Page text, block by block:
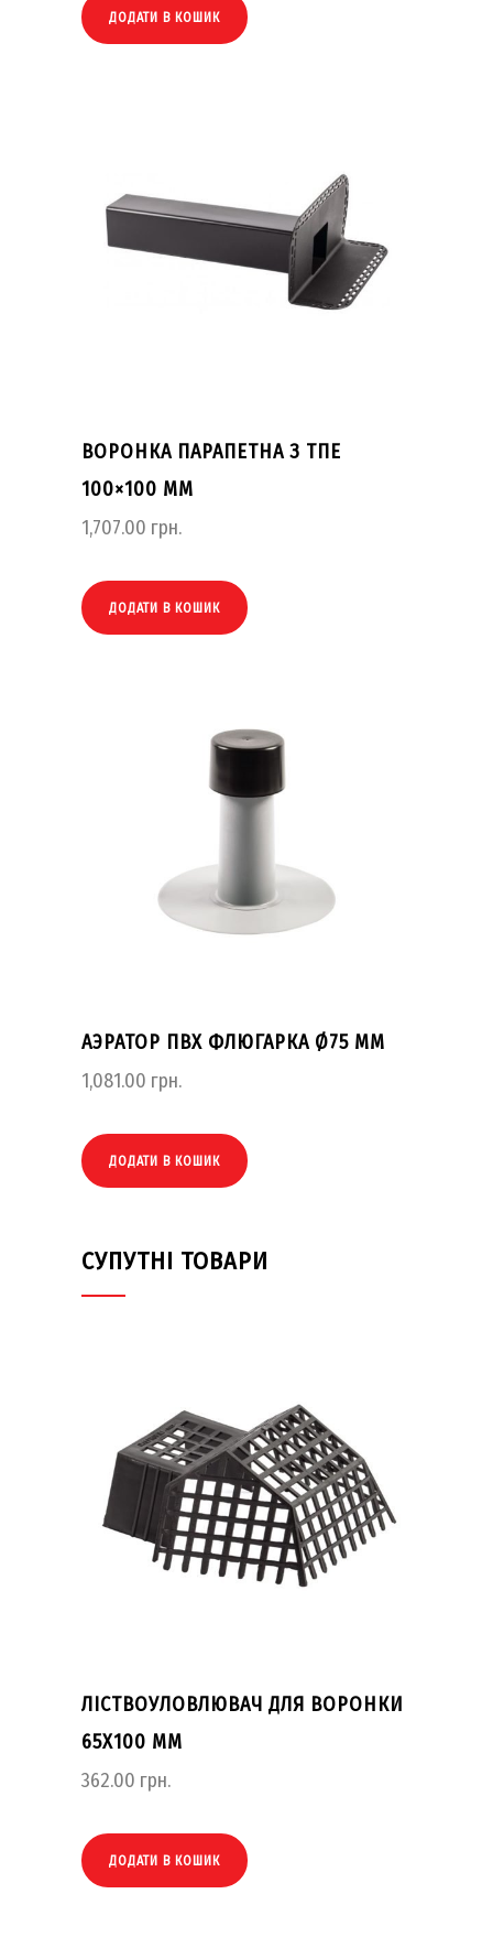
ДОДАТИ В КОШИК
ВОРОНКА ПАРАПЕТНА З ТПЕ
100×100 ММ
1,707.00 грн.
ДОДАТИ В КОШИК
АЭРАТОР ПВХ ФЛЮГАРКА Ø75 ММ
1,081.00 грн.
ДОДАТИ В КОШИК
СУПУТНІ ТОВАРИ
ЛІСТВОУЛОВЛЮВАЧ ДЛЯ ВОРОНКИ
65Х100 ММ
362.00 грн.
ДОДАТИ В КОШИК